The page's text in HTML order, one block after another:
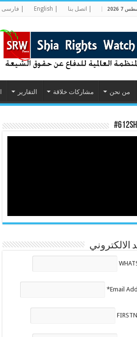
7 2026 | اتصل بنا | فارسى
من نحن مشاركات خلاقة التقارير
الالكتروني
Email